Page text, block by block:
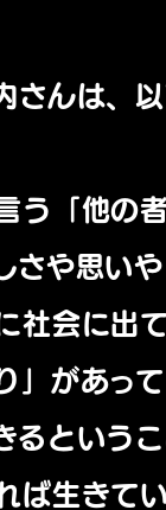
さんは、
う「他の
さや思い
社会に出
」 があっ
るという
ば生きて